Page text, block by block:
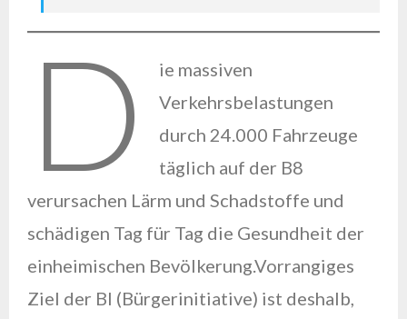
D
ie massiven
Verkehrsbelastungen
durch 24.000 Fahrzeuge
täglich auf der B8
verursachen Lärm und Schadstoffe und
schädigen Tag für Tag die Gesundheit der
einheimischen Bevölkerung.Vorrangiges
Ziel der BI (Bürgerinitiative) ist deshalb,